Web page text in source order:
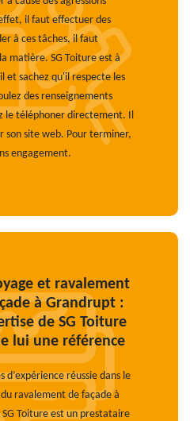
il faut effectuer des
à ces tâches, il faut
matière. SG Toiture est à
et sachez qu'il respecte les
des renseignements
le téléphoner directement. Il
son site web. Pour terminer,
engagement.
et ravalement
à Grandrupt :
de SG Toiture
lui une référence
d’expérience réussie dans le
ravalement de façade à
Toiture est un prestataire